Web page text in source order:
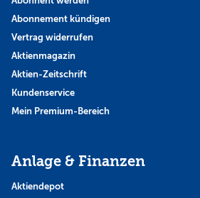
Abonnement kündigen
Vertrag widerrufen
Aktienmagazin
Aktien-Zeitschrift
Kundenservice
Mein Premium-Bereich
Anlage & Finanzen
Aktiendepot